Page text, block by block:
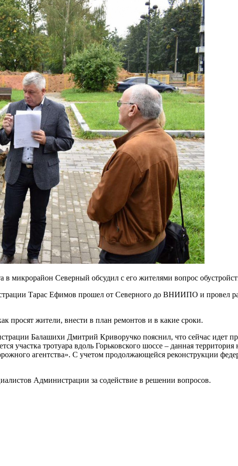
в микрорайон Северный обсудил с его жителями вопрос
Тарас Ефимов прошел от Северного до ВНИИПО и провел
просят жители, внести в план ремонтов и в какие сроки.
Балашихи Дмитрий Криворучко пояснил, что сейчас идет
участка тротуара вдоль Горьковского шоссе – данная
агентства». С учетом продолжающейся реконструкции
Администрации за содействие в решении вопросов.